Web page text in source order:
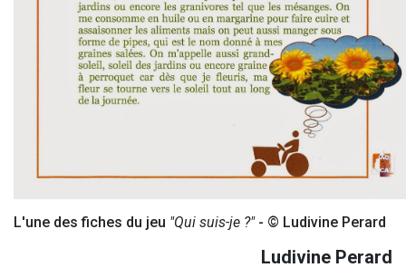
L'une des fiches du jeu "Qui suis-je ?"- © Ludivine Perard
Ludivine Perard